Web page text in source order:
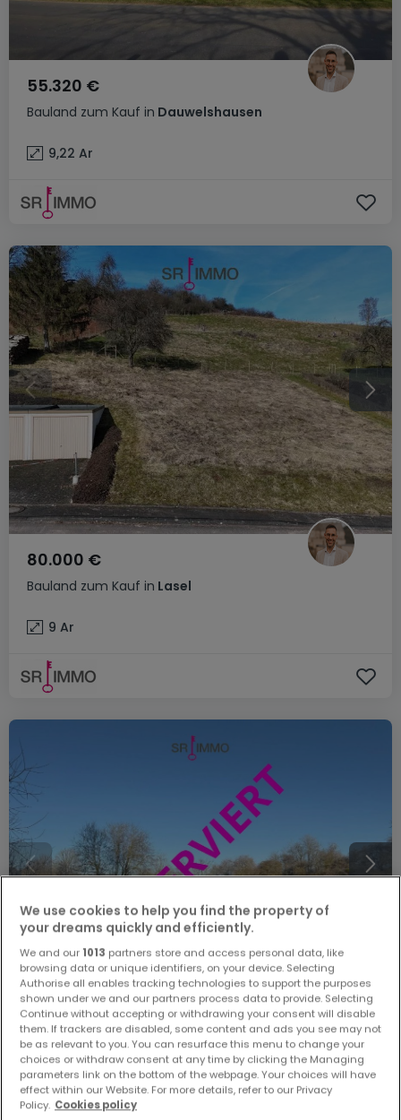
Bauland zum Kauf in Dauwelshausen
55.320 €
9,22 Ar
Bauland zum Kauf in Lasel
80.000 €
9 Ar
Bauland zum Kauf inArzfeld
150.000 €
40,83 Ar
We use cookies to help you find the property of
your dreams quickly and efficiently.
We and our 1013 partners store and access personal data, like
browsing data or unique identifiers, on your device. Selecting
Authorise all enables tracking technologies to support the purposes
shown under we and our partners process data to provide. Selecting
Continue without accepting or withdrawing your consent will disable
them. If trackers are disabled, some content and ads you see may not
be as relevant to you. You can resurface this menu to change your
choices or withdraw consent at any time by clicking the Managing
parameters link on the bottom of the webpage. Your choices will have
effect within our Website. For more details, refer to our Privacy
Policy. Cookies policy